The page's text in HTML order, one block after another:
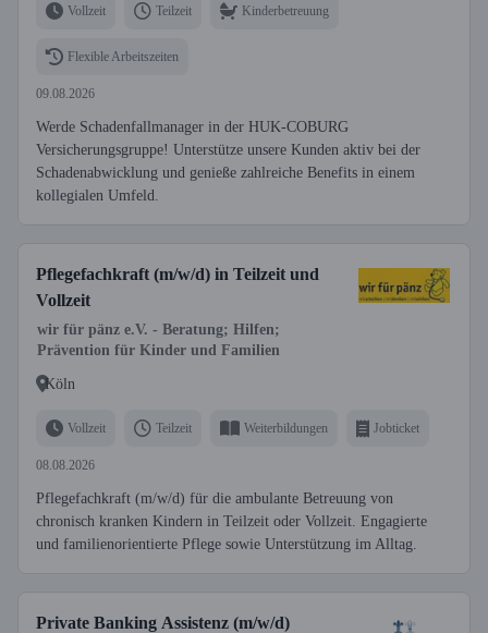
Vollzeit Teilzeit Kinderbetreuung
Flexible Arbeitszeiten
09.08.2026
Werde Schadenfallmanager in der HUK-COBURG
Versicherungsgruppe! Unterstütze unsere Kunden aktiv bei der
Schadenabwicklung und genieße zahlreiche Benefits in einem
kollegialen Umfeld.
Pflegefachkraft (m/w/d) in Teilzeit und
Vollzeit
wir für pänz e.V. - Beratung; Hilfen;
Prävention für Kinder und Familien
Köln
Vollzeit Teilzeit Weiterbildungen Jobticket
08.08.2026
Pflegefachkraft (m/w/d) für die ambulante Betreuung von
chronisch kranken Kindern in Teilzeit oder Vollzeit. Engagierte
und familienorientierte Pflege sowie Unterstützung im Alltag.
Private Banking Assistenz (m/w/d)